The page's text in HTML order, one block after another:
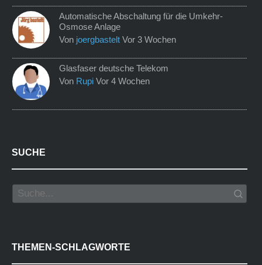
Automatische Abschaltung für die Umkehr-
Osmose Anlage
Von joergbastelt Vor 3 Wochen
Glasfaser deutsche Telekom
Von Rupi Vor 4 Wochen
SUCHE
THEMEN-SCHLAGWORTE